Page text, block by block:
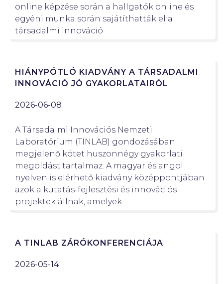
online képzése során a hallgatók online és
egyéni munka során sajátíthatták el a
társadalmi innováció
HIÁNYPÓTLÓ KIADVÁNY A TÁRSADALMI
INNOVÁCIÓ JÓ GYAKORLATAIRÓL
2026-06-08
A Társadalmi Innovációs Nemzeti
Laboratórium (TINLAB) gondozásában
megjelenő kötet huszonnégy gyakorlati
megoldást tartalmaz. A magyar és angol
nyelven is elérhető kiadvány középpontjában
azok a kutatás-fejlesztési és innovációs
projektek állnak, amelyek
A TINLAB ZÁRÓKONFERENCIÁJA
2026-05-14